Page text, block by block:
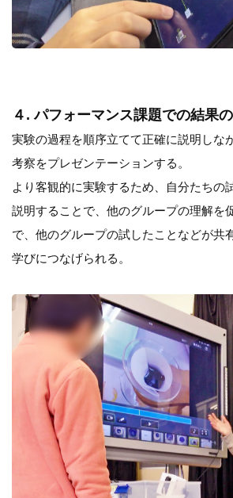
４. パフォーマンス課題での結果
実験の過程を順序立てて正確に説明しな
考察をプレゼンテーションする。
より客観的に実験するため、自分たちの
説明することで、他のグループの理解を
で、他のグループの試したことなどが共
学びにつなげられる。